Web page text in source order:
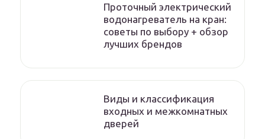
Проточный электрический
водонагреватель на кран:
советы по выбору + обзор
лучших брендов
Виды и классификация
входных и межкомнатных
дверей